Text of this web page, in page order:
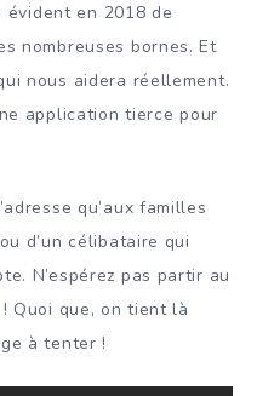
évident en 2018 de
nombreuses bornes. Et
nous aidera réellement.
application tierce pour
qu’aux familles
d’un célibataire qui
N’espérez pas partir au
Quoi que, on tient là
à tenter !